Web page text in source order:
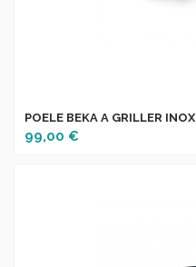
POELE BEKA A GRILLER INOX
99,00 €